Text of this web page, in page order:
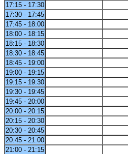
17:15 - 17:30
17:30 - 17:45
17:45 - 18:00
18:00 - 18:15
18:15 - 18:30
18:30 - 18:45
18:45 - 19:00
19:00 - 19:15
19:15 - 19:30
19:30 - 19:45
19:45 - 20:00
20:00 - 20:15
20:15 - 20:30
20:30 - 20:45
20:45 - 21:00
21:00 - 21:15